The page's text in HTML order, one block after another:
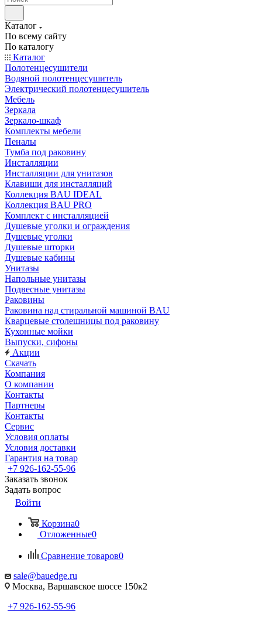
Каталог
По всему сайту
По каталогу
Каталог
Полотенцесушители
Водяной полотенцесушитель
Электрический полотенцесушитель
Мебель
Зеркала
Зеркало-шкаф
Комплекты мебели
Пеналы
Тумба под раковину
Инсталляции
Инсталляции для унитазов
Клавиши для инсталляций
Коллекция BAU IDEAL
Коллекция BAU PRO
Комплект с инсталляцией
Душевые уголки и ограждения
Душевые уголки
Душевые шторки
Душевые кабины
Унитазы
Напольные унитазы
Подвесные унитазы
Раковины
Раковина над стиральной машиной BAU
Кварцевые столешницы под раковину
Кухонные мойки
Выпуски, сифоны
Акции
Скачать
Компания
О компании
Контакты
Партнеры
Контакты
Сервис
Условия оплаты
Условия доставки
Гарантия на товар
+7 926-162-55-96
Заказать звонок
Задать вопрос
Войти
Корзина0
Отложенные0
Сравнение товаров0
sale@bauedge.ru
Москва, Варшавское шоссе 150к2
+7 926-162-55-96